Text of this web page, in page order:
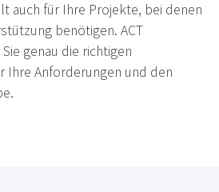
auch für Ihre Projekte, bei denen
benötigen. ACT
genau die richtigen
Ihre Anforderungen und den